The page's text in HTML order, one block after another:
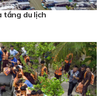
tầng du lịch